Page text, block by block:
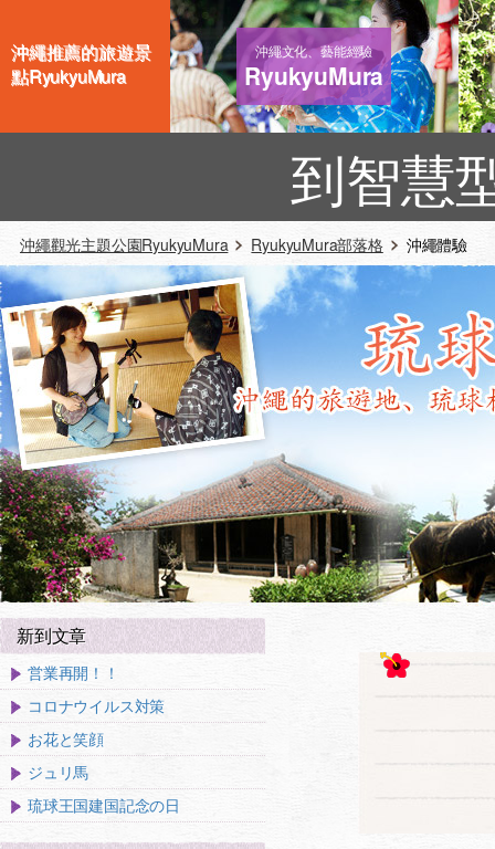
沖繩推薦的旅遊景
點RyukyuMura
沖繩文化、藝能經驗
RyukyuMura
到智慧
沖繩觀光主題公園RyukyuMura RyukyuMura部落格 沖繩體驗
新到文章
営業再開！！
コロナウイルス対策
お花と笑顔
ジュリ馬
琉球王国建国記念の日